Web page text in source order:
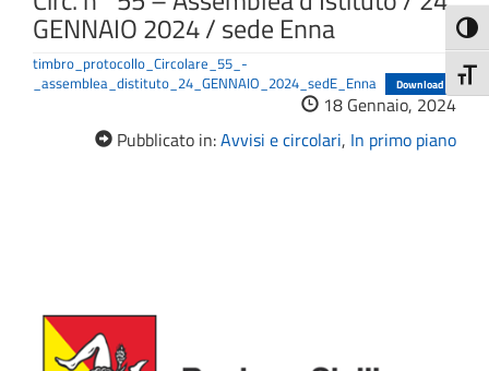
GENNAIO 2024 / sede Enna
timbro_protocollo_Circolare_55_-
_assemblea_distituto_24_GENNAIO_2024_sedE_Enna
Download
18 Gennaio, 2024
Pubblicato in:Avvisi e circolari, In primo piano